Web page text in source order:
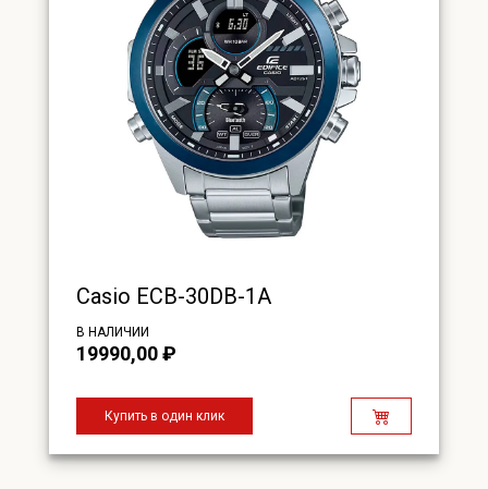
Casio ECB-30DB-1A
В НАЛИЧИИ
19990,00₽
Купить в один клик